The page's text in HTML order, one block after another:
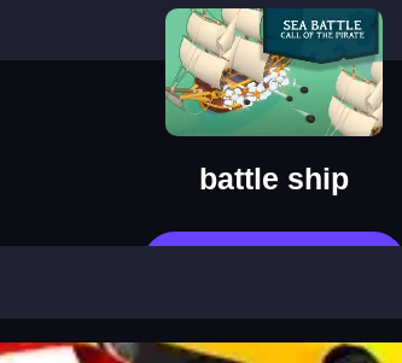
battle ship